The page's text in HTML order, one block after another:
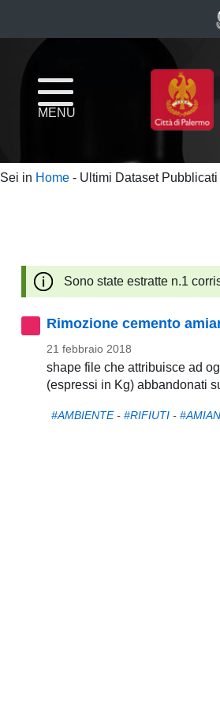
Home
page
Archivio
dataset
Report
pubblicazioni
Archivio
MENU
Sei in Home - Ultimi Dataset Pubblicati
Sono state estratte n.1
Rimozione cemento
21 febbraio 2018
shape file che attribuisce ad
(espressi in Kg) abbandonati
#AMBIENTE-#RIFIUTI -